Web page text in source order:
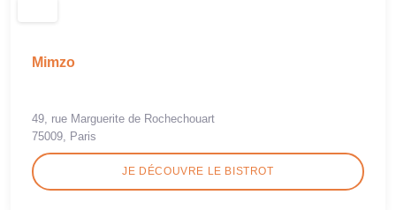
Mimzo
49, rue Marguerite de Rochechouart
75009, Paris
JE DÉCOUVRE LE BISTROT